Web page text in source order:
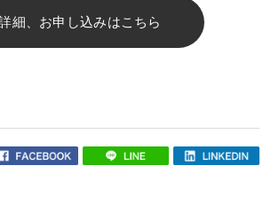
細、お申し込みはこちら